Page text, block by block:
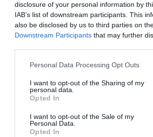
disclosure of your personal information by
IAB’s list of downstream participants. This
also be disclosed by us to third parties on
Downstream Participants that may further
Personal Data Processing Opt Outs
I want to opt-out of the Sharing of my
personal data.
Opted In
I want to opt-out of the Sale of my
Personal Data.
Opted In
Nice–Corse : ces vols électriques qui se
l’horizon 2030